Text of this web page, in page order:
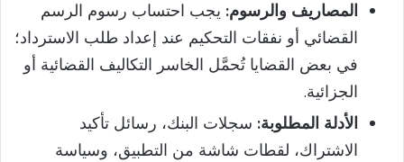
المصاريف والرسوم: يجب احتساب رسوم الرسم
القضائي أو نفقات التحكيم عند إعداد طلب الاسترداد؛
في بعض القضايا تُحمَّل الخاسر التكاليف القضائية أو
الجزائية.
الأدلة المطلوبة: سجلات البنك، رسائل تأكيد
الاشتراك، لقطات شاشة من التطبيق، وسياسة